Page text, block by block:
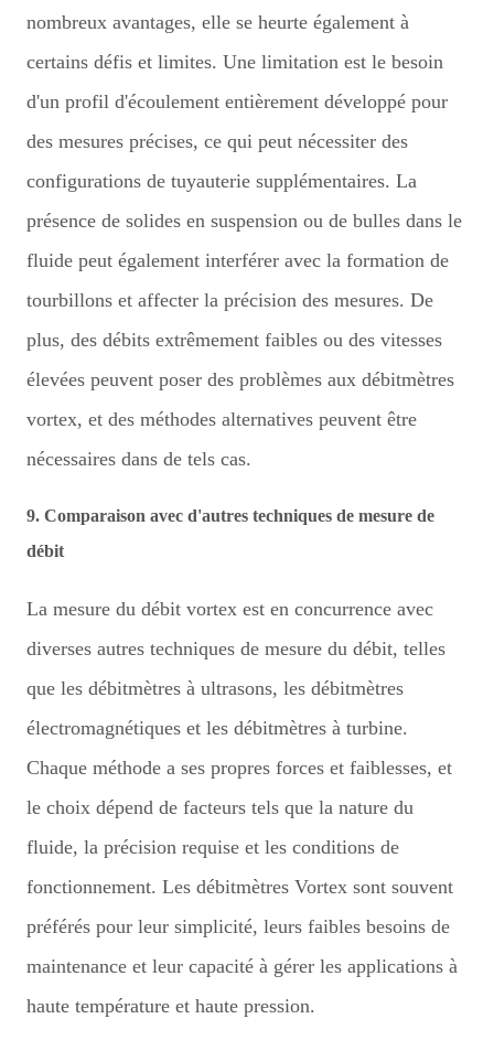
nombreux avantages, elle se heurte également à
certains défis et limites. Une limitation est le besoin
d'un profil d'écoulement entièrement développé pour
des mesures précises, ce qui peut nécessiter des
configurations de tuyauterie supplémentaires. La
présence de solides en suspension ou de bulles dans le
fluide peut également interférer avec la formation de
tourbillons et affecter la précision des mesures. De
plus, des débits extrêmement faibles ou des vitesses
élevées peuvent poser des problèmes aux débitmètres
vortex, et des méthodes alternatives peuvent être
nécessaires dans de tels cas.
9. Comparaison avec d'autres techniques de mesure de
débit
La mesure du débit vortex est en concurrence avec
diverses autres techniques de mesure du débit, telles
que les débitmètres à ultrasons, les débitmètres
électromagnétiques et les débitmètres à turbine.
Chaque méthode a ses propres forces et faiblesses, et
le choix dépend de facteurs tels que la nature du
fluide, la précision requise et les conditions de
fonctionnement. Les débitmètres Vortex sont souvent
préférés pour leur simplicité, leurs faibles besoins de
maintenance et leur capacité à gérer les applications à
haute température et haute pression.